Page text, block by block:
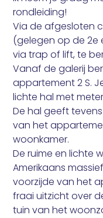
rondleiding!
Via de afgesloten
(gelegen op de 2e
via trap of lift, te
Vanaf de galerij
appartement 2 S.
lichte hal met
De hal geeft
van het
woonkamer.
De ruime en lichte
Amerikaans
voorzijde van het
fraai uitzicht over
tuin van het